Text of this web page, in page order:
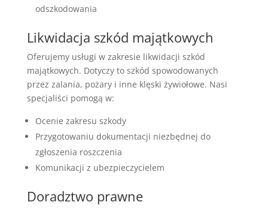
odszkodowania
Likwidacja szkód majątkowych
Oferujemy usługi w zakresie likwidacji szkód
majątkowych. Dotyczy to szkód spowodowanych
przez zalania, pożary i inne klęski żywiołowe. Nasi
specjaliści pomogą w:
Ocenie zakresu szkody
Przygotowaniu dokumentacji niezbędnej do
zgłoszenia roszczenia
Komunikacji z ubezpieczycielem
Doradztwo prawne